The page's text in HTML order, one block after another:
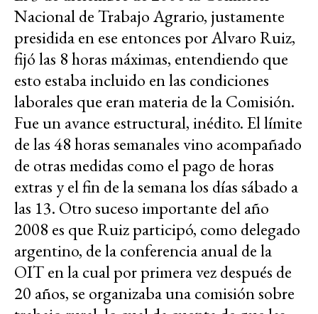
Nacional de Trabajo Agrario, justamente
presidida en ese entonces por Alvaro Ruiz,
fijó las 8 horas máximas, entendiendo que
esto estaba incluido en las condiciones
laborales que eran materia de la Comisión.
Fue un avance estructural, inédito. El límite
de las 48 horas semanales vino acompañado
de otras medidas como el pago de horas
extras y el fin de la semana los días sábado a
las 13. Otro suceso importante del año
2008 es que Ruiz participó, como delegado
argentino, de la conferencia anual de la
OIT en la cual por primera vez después de
20 años, se organizaba una comisión sobre